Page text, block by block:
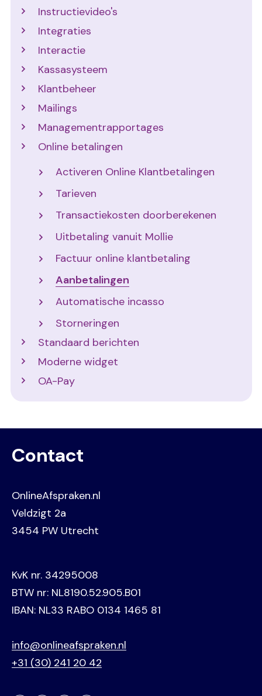
Instructievideo's
Integraties
Interactie
Kassasysteem
Klantbeheer
Mailings
Managementrapportages
Online betalingen
Activeren Online Klantbetalingen
Tarieven
Transactiekosten doorberekenen
Uitbetaling vanuit Mollie
Factuur online klantbetaling
Aanbetalingen
Automatische incasso
Storneringen
Standaard berichten
Moderne widget
OA-Pay
Contact
OnlineAfspraken.nl
Veldzigt 2a
3454 PW Utrecht
KvK nr. 34295008
BTW nr: NL8190.52.905.B01
IBAN: NL33 RABO 0134 1465 81
info@onlineafspraken.nl
+31 (30) 241 20 42